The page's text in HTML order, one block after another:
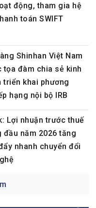
động, tham gia hệ
toán SWIFT
Shinhan Việt Nam
tọa đàm chia sẻ kinh
triển khai phương
hạng nội bộ IRB
Lợi nhuận trước thuế
đầu năm 2026 tăng
nhanh chuyển đổi